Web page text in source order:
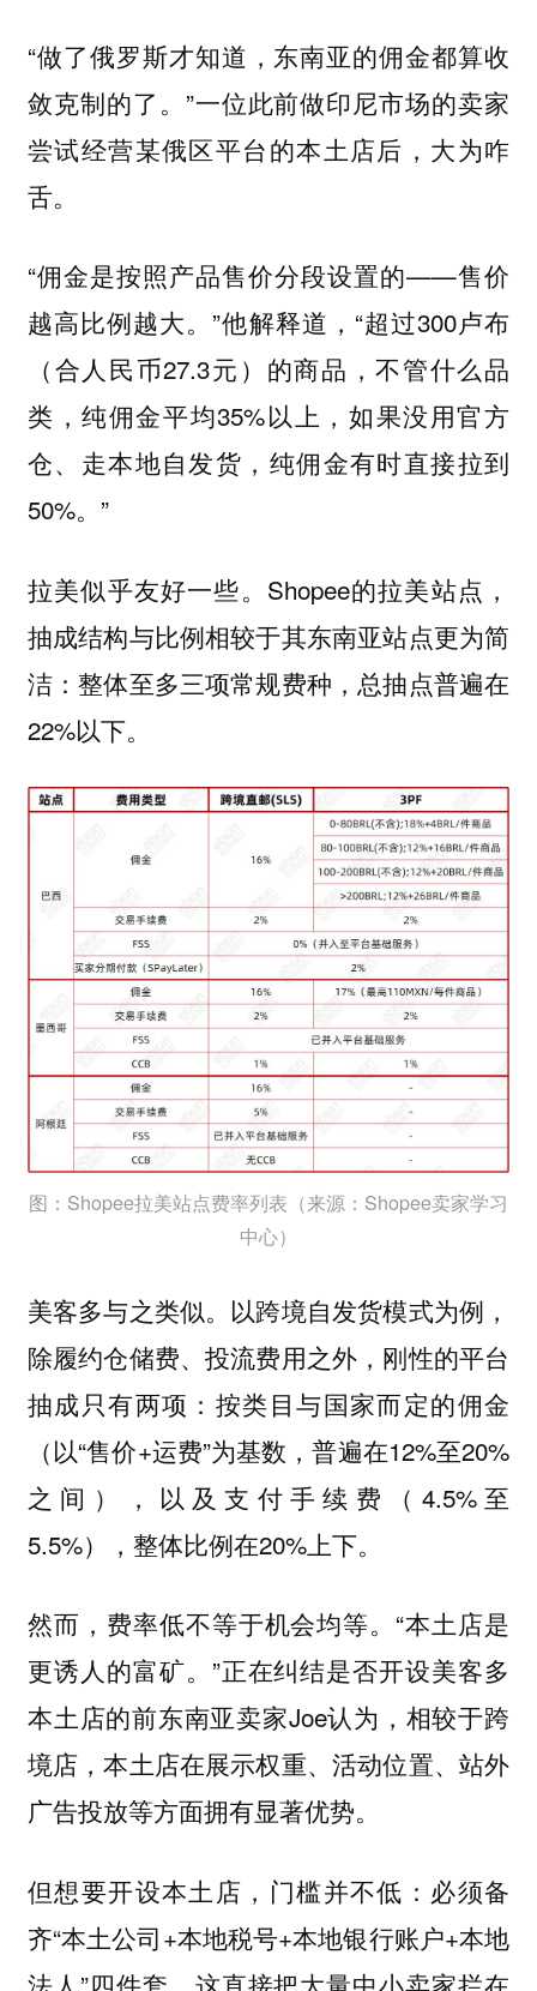
“做了俄罗斯才知道，东南亚的佣金都算收
敛克制的了。”一位此前做印尼市场的卖家
尝试经营某俄区平台的本土店后，大为咋
舌。
“佣金是按照产品售价分段设置的——售价
越高比例越大。”他解释道，“超过300卢布
（合人民币27.3元）的商品，不管什么品
类，纯佣金平均35%以上，如果没用官方
仓、走本地自发货，纯佣金有时直接拉到
50%。”
拉美似乎友好一些。Shopee的拉美站点，
抽成结构与比例相较于其东南亚站点更为简
洁：整体至多三项常规费种，总抽点普遍在
22%以下。
图：Shopee拉美站点费率列表（来源：Shopee卖家学习
中心）
美客多与之类似。以跨境自发货模式为例，
除履约仓储费、投流费用之外，刚性的平台
抽成只有两项：按类目与国家而定的佣金
（以“售价+运费”为基数，普遍在12%至20%
之间），以及支付手续费（4.5%至
5.5%），整体比例在20%上下。
然而，费率低不等于机会均等。“本土店是
更诱人的富矿。”正在纠结是否开设美客多
本土店的前东南亚卖家Joe认为，相较于跨
境店，本土店在展示权重、活动位置、站外
广告投放等方面拥有显著优势。
但想要开设本土店，门槛并不低：必须备
齐“本土公司+本地税号+本地银行账户+本地
法人”四件套，这直接把大量中小卖家拦在